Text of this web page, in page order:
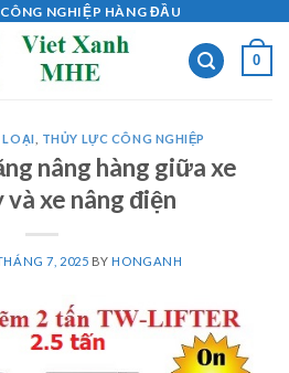
NGHIỆP HÀNG ĐẦU
0
THỦY LỰC CÔNG NGHIỆP
nâng hàng giữa xe
và xe nâng điện
7, 2025 BYHONGANH